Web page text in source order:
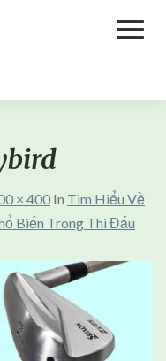
× 400 In Tìm Hiểu Về
Biến Trong Thi Đấu